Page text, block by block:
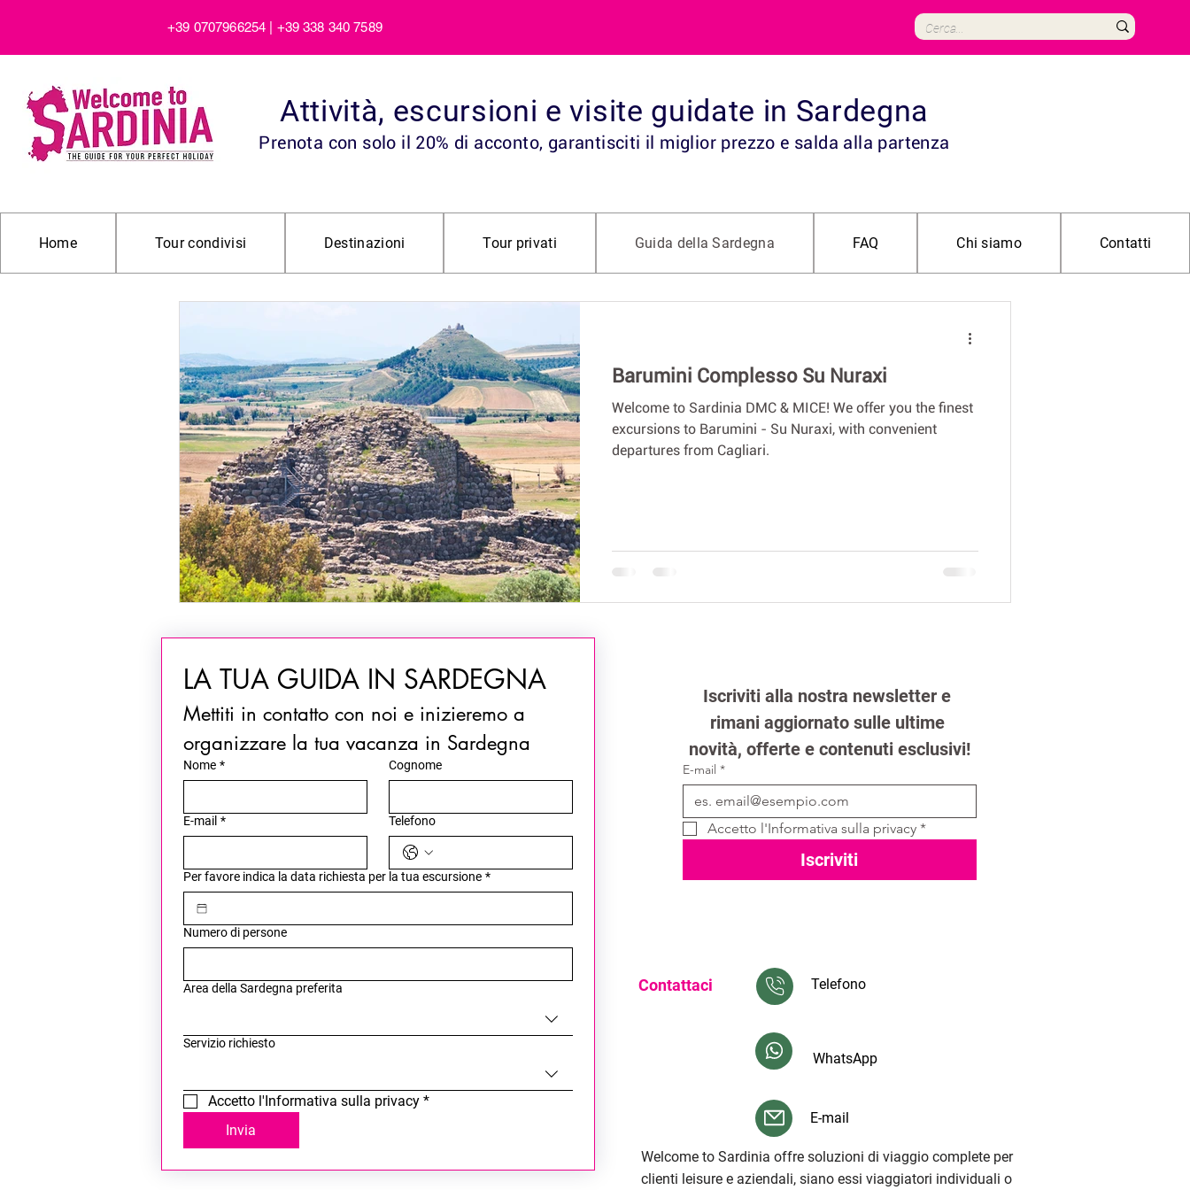
+39 0707966254 | +39 338 340 7589
Attività, escursioni e visite guidate in Sardegna
Prenota con solo il 20% di acconto, garantisciti il miglior prezzo e salda alla partenza
All Posts
Barumini Complesso Su Nuraxi
Welcome to Sardinia DMC & MICE! We offer you the finest
excursions to Barumini - Su Nuraxi, with convenient
departures from Cagliari.
Home Tour condivisi Destinazioni Tour privati Guida della Sardegna FAQ Chi siamo Contatti
LA TUA GUIDA IN SARDEGNA
Mettiti in contatto con noi e inizieremo a
organizzare la tua vacanza in Sardegna
Nome * Cognome
E-mail * Telefono
Per favore indica la data richiesta per la tua escursione *
Numero di persone
Area della Sardegna preferita
Servizio richiesto
Accetto l'Informativa sulla privacy *
Invia
Iscriviti alla nostra newsletter e
rimani aggiornato sulle ultime
novità, offerte e contenuti esclusivi!
E-mail *
Accetto l'Informativa sulla privacy *
Iscriviti
Contattaci Telefono
WhatsApp
E-mail
Welcome to Sardinia offre soluzioni di viaggio complete per
clienti leisure e aziendali, siano essi viaggiatori individuali o